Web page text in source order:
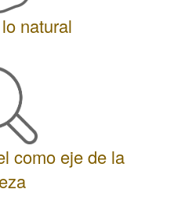
natural
como eje de la